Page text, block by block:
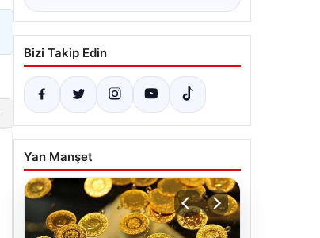
Bizi Takip Edin
Yan Manşet